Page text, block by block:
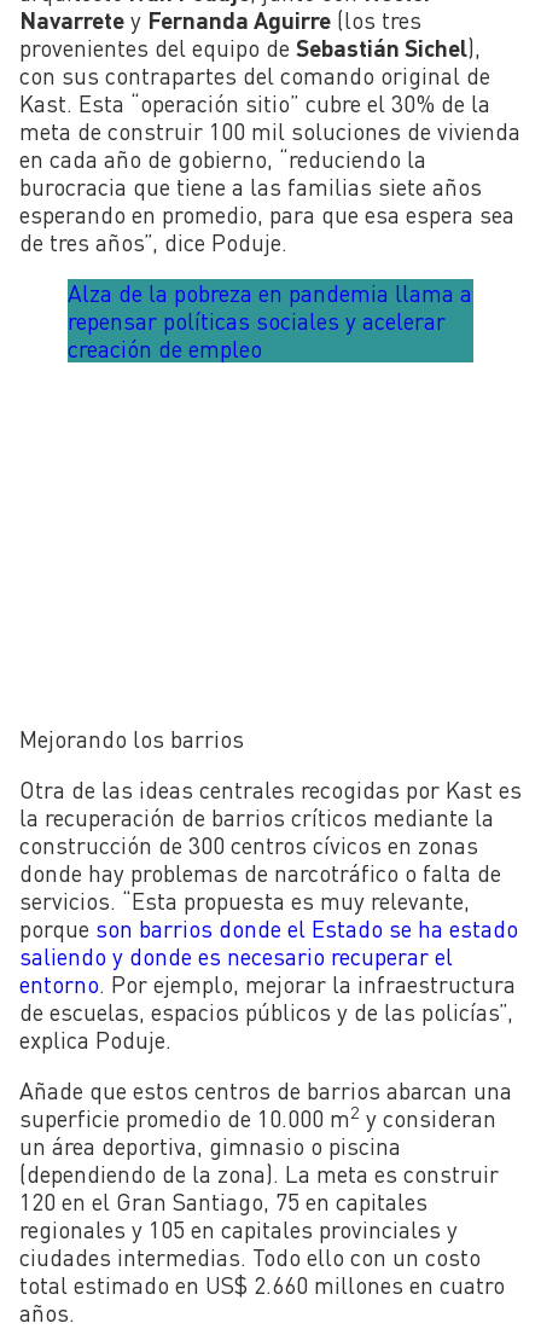
Navarrete y Fernanda Aguirre (los tres
provenientes del equipo de Sebastián Sichel),
con sus contrapartes del comando original de
Kast. Esta “operación sitio” cubre el 30% de la
meta de construir 100 mil soluciones de vivienda
en cada año de gobierno, “reduciendo la
burocracia que tiene a las familias siete años
esperando en promedio, para que esa espera sea
de tres años”, dice Poduje.
Alza de la pobreza en pandemia llama a
repensar políticas sociales y acelerar
creación de empleo
Mejorando los barrios
Otra de las ideas centrales recogidas por Kast es
la recuperación de barrios críticos mediante la
construcción de 300 centros cívicos en zonas
donde hay problemas de narcotráfico o falta de
servicios. “Esta propuesta es muy relevante,
porque son barrios donde el Estado se ha estado
saliendo y donde es necesario recuperar el
entorno. Por ejemplo, mejorar la infraestructura
de escuelas, espacios públicos y de las policías”,
explica Poduje.
Añade que estos centros de barrios abarcan una
superficie promedio de 10.000 m2 y consideran
un área deportiva, gimnasio o piscina
(dependiendo de la zona). La meta es construir
120 en el Gran Santiago, 75 en capitales
regionales y 105 en capitales provinciales y
ciudades intermedias. Todo ello con un costo
total estimado en US$ 2.660 millones en cuatro
años.